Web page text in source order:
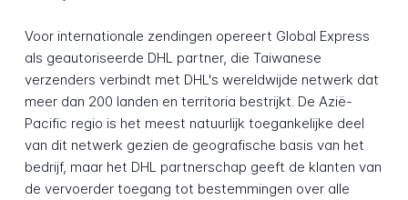
Voor internationale zendingen opereert Global Express
als geautoriseerde DHL partner, die Taiwanese
verzenders verbindt met DHL's wereldwijde netwerk dat
meer dan 200 landen en territoria bestrijkt. De Azië-
Pacific regio is het meest natuurlijk toegankelijke deel
van dit netwerk gezien de geografische basis van het
bedrijf, maar het DHL partnerschap geeft de klanten van
de vervoerder toegang tot bestemmingen over alle